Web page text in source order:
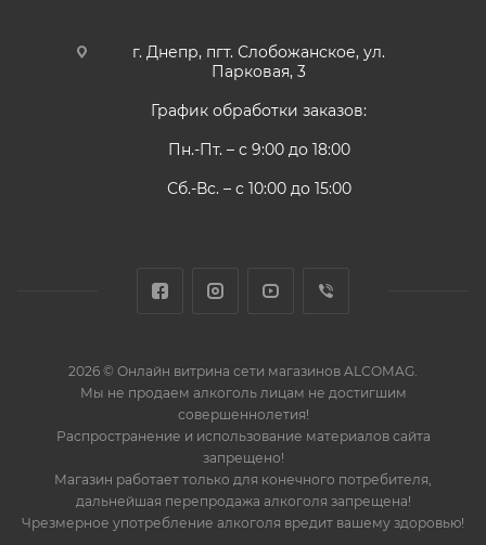
г. Днепр, пгт. Слобожанское, ул.
Парковая, 3
График обработки заказов:
Пн.-Пт. – с 9:00 до 18:00
Сб.-Вс. – с 10:00 до 15:00
2026 © Онлайн витрина сети магазинов ALCOMAG.
Мы не продаем алкоголь лицам не достигшим
совершеннолетия!
Распространение и использование материалов сайта
запрещено!
Магазин работает только для конечного потребителя,
дальнейшая перепродажа алкоголя запрещена!
Чрезмерное употребление алкоголя вредит вашему здоровью!